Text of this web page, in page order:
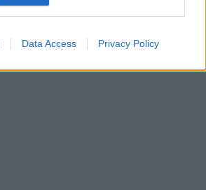
Data Access Privacy Policy